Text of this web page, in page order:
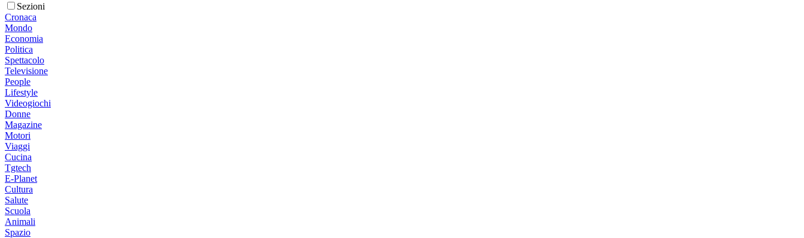
Sezioni
Cronaca
Mondo
Economia
Politica
Spettacolo
Televisione
People
Lifestyle
Videogiochi
Donne
Magazine
Motori
Viaggi
Cucina
Tgtech
E-Planet
Cultura
Salute
Scuola
Animali
Spazio